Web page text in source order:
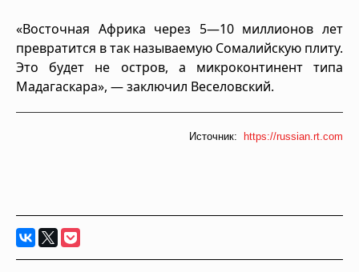
«Восточная Африка через 5—10 миллионов лет
превратится в так называемую Сомалийскую плиту.
Это будет не остров, а микроконтинент типа
Мадагаскара», — заключил Веселовский.
Источник: https://russian.rt.com